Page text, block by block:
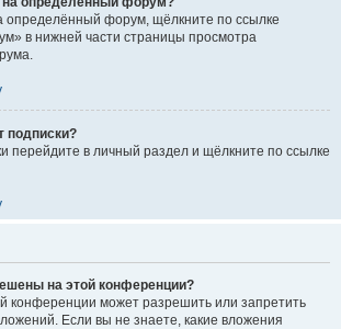
определённый форум, щёлкните по ссылке
в нижней части страницы просмотра
подписки?
перейдите в личный раздел и щёлкните по ссылке
на этой конференции?
конференции может разрешить или запретить
Если вы не знаете, какие вложения